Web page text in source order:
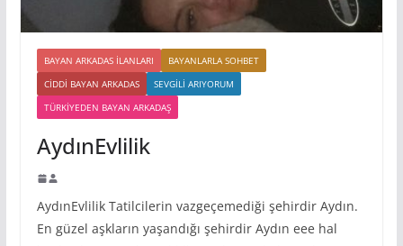
BAYAN ARKADAS ILANLARI
BAYANLARLA SOHBET
CIDDI BAYAN ARKADAS
SEVGILI ARIYORUM
TÜRKIYEDEN BAYAN ARKADAŞ
AydınEvlilik
AydınEvlilik Tatilcilerin vazgeçemediği şehirdir Aydın.
En güzel aşkların yaşandığı şehirdir Aydın eee hal